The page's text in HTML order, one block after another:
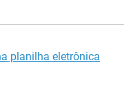
planilha eletrônica